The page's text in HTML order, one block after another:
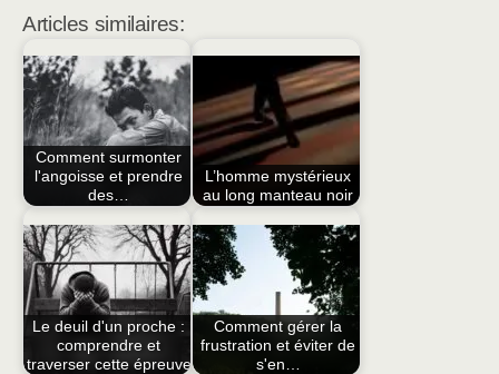
Articles similaires:
Comment surmonter
l'angoisse et prendre
des…
L’homme mystérieux
au long manteau noir
Le deuil d'un proche :
comprendre et
traverser cette épreuve
Comment gérer la
frustration et éviter de
s'en…